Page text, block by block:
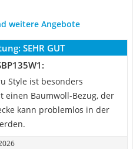
weitere Angebote
SEHR GUT
Style ist besonders
Baumwoll-Bezug, der
kann problemlos in der